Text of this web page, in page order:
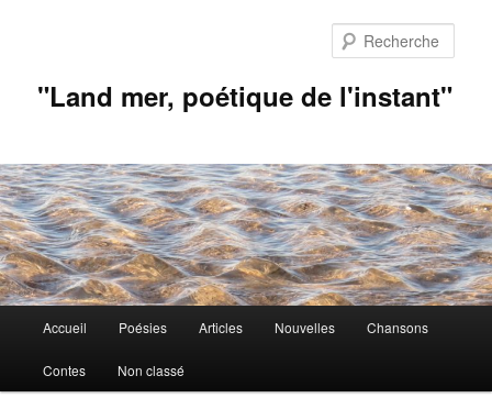
"Land mer, poétique de l'instant"
principal
Accueil Poésies Articles Nouvelles Chansons
Contes Non classé